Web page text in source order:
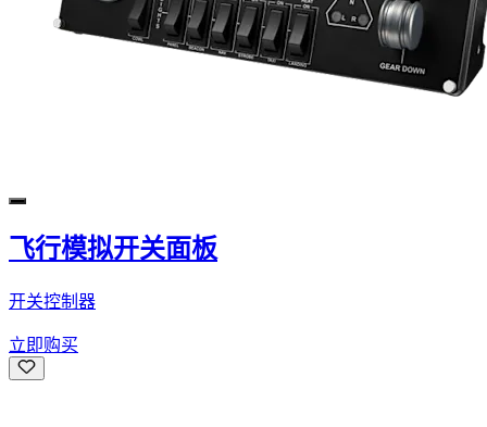
飞行模拟开关面板
开关控制器
立即购买